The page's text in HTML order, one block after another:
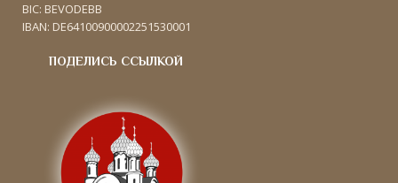
BIC: BEVODEBB
IBAN: DE64100900002251530001
ПОДЕЛИСЬ ССЫЛКОЙ